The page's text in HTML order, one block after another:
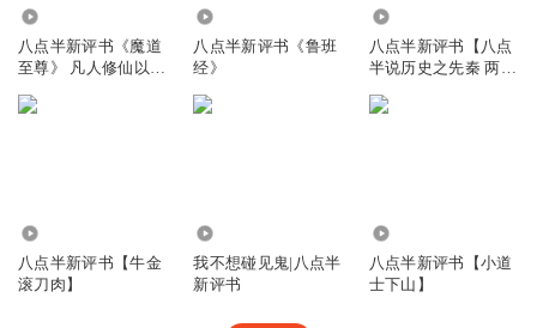
八点半新评书《魔道
至尊》 凡人修仙以魔
八点半新评书《鲁班
经》
八点半新评书【八点
半说历史之先秦 两
八点半新评书【牛金
滚刀肉】
我不想碰见鬼|八点半
新评书
八点半新评书【小道
士下山】